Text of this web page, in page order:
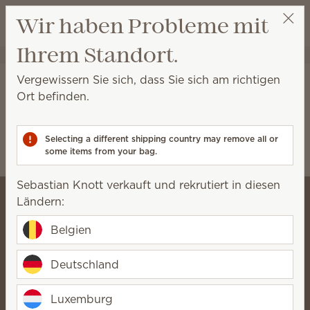
Wunschliste
Warenkorb
Sebastian Knott Party auswählen
Disney
Disney
Zurücksetzen Relevanz
Sebastian Knott
Director
Profil
Wir haben Probleme mit
Ihrem Standort.
Vergewissern Sie sich, dass Sie sich am richtigen
Ort befinden.
Selecting a different shipping country may remove all or
some items from your bag.
Sebastian Knott verkauft und rekrutiert in diesen
Ländern:
Belgien
Deutschland
Luxemburg